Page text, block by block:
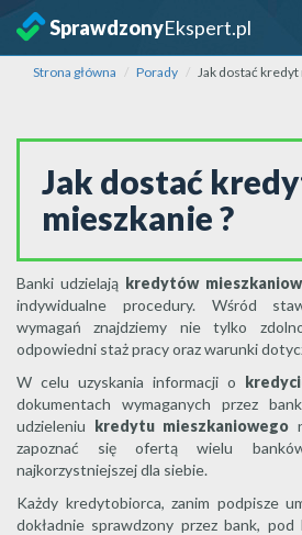
SprawdzonyEkspert.pl
Strona główna Porady Jak dostać kredyt
Jak dostać
mieszkanie ?
Banki udzielają kredytów
indywidualne procedury. Wśród
wymagań znajdziemy nie tylko
odpowiedni staż pracy oraz warunki
W celu uzyskania informacji o
dokumentach wymaganych przez
udzieleniu kredytu mieszkaniowego
zapoznać się ofertą wielu
najkorzystniejszej dla siebie.
Każdy kredytobiorca, zanim podpisze
dokładnie sprawdzony przez bank, pod